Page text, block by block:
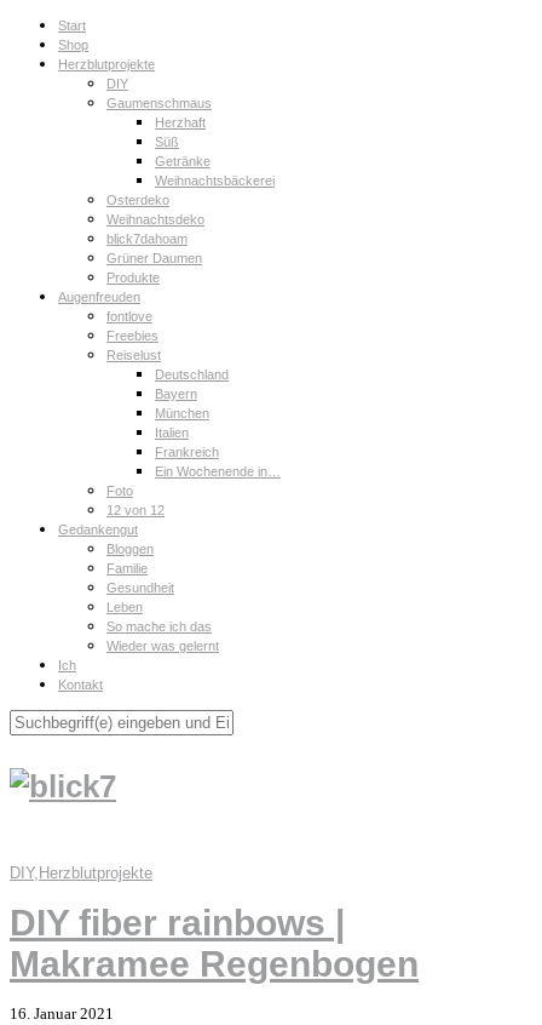
Start
Shop
Herzblutprojekte
DIY
Gaumenschmaus
Herzhaft
Süß
Getränke
Weihnachtsbäckerei
Osterdeko
Weihnachtsdeko
blick7dahoam
Grüner Daumen
Produkte
Augenfreuden
fontlove
Freebies
Reiselust
Deutschland
Bayern
München
Italien
Frankreich
Ein Wochenende in…
Foto
12 von 12
Gedankengut
Bloggen
Familie
Gesundheit
Leben
So mache ich das
Wieder was gelernt
Ich
Kontakt
DIY, Herzblutprojekte
DIY fiber rainbows |
Makramee Regenbogen
16. Januar 2021